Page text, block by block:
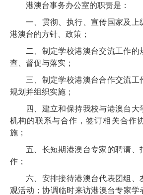
港澳台事务办公室的职责是：
一、贯彻、执行、宣传国家及上
港澳台的方针、政策；
二、制定学校港澳台交流工作的
查、督促与落实；
三、制定学校港澳台合作交流工
规划并组织实施；
四、建立和保持我校与港澳台
机构的联系与合作，签订相关合作
施；
五、长短期港澳台专家的聘请、
作；
六、安排接待港澳台代表团组、
观活动；协调临时来访港澳台专家学